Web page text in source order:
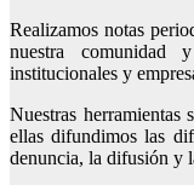
Realizamos notas
nuestra comunidad
institucionales y
Nuestras
ellas difundimos las
denuncia, la difusión y